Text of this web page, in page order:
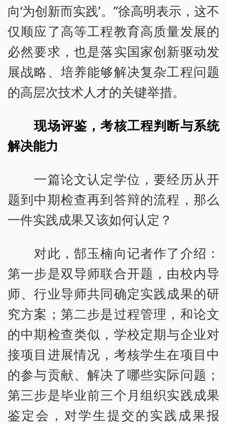
向‘为创新而实践’。”徐高明表示，这不
仅顺应了高等工程教育高质量发展的
必然要求，也是落实国家创新驱动发
展战略、培养能够解决复杂工程问题
的高层次技术人才的关键举措。
现场评鉴，考核工程判断与系统
解决能力
一篇论文认定学位，要经历从开
题到中期检查再到答辩的流程，那么
一件实践成果又该如何认定？
对此，郜玉楠向记者作了介绍：
第一步是双导师联合开题，由校内导
师、行业导师共同确定实践成果的研
究方案；第二步是过程管理，和论文
的中期检查类似，学校定期与企业对
接项目进展情况，考核学生在项目中
的参与贡献、解决了哪些实际问题；
第三步是毕业前三个月组织实践成果
鉴定会，对学生提交的实践成果报